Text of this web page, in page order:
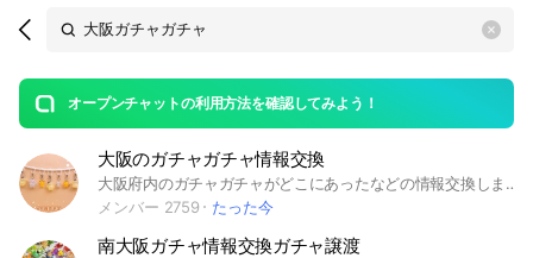
Search
OpenChats
messages
search
area
オープンチャットの利用方法を確認してみよう！
open
大阪のガチャガチャ情報交換
大阪府内のガチャガチャがどこにあったなどの情報交換しましょう！！ 見るだけでもぜんぜんOKです！ #ガチャガチャ #大阪 #人気 #トレンド
メンバー 2759
たった今
南大阪ガチャ情報交換ガチャ譲渡